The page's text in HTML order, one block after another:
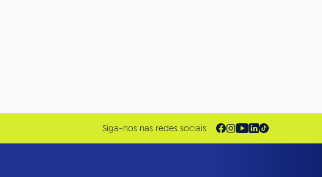
Siga-nos nas redes sociais